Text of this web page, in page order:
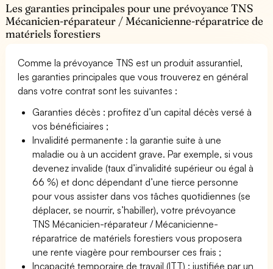
Les garanties principales pour une prévoyance TNS
Mécanicien-réparateur / Mécanicienne-réparatrice de
matériels forestiers
Comme la prévoyance TNS est un produit assurantiel,
les garanties principales que vous trouverez en général
dans votre contrat sont les suivantes :
Garanties décès : profitez d’un capital décès versé à
vos bénéficiaires ;
Invalidité permanente : la garantie suite à une
maladie ou à un accident grave. Par exemple, si vous
devenez invalide (taux d’invalidité supérieur ou égal à
66 %) et donc dépendant d’une tierce personne
pour vous assister dans vos tâches quotidiennes (se
déplacer, se nourrir, s’habiller), votre prévoyance
TNS Mécanicien-réparateur / Mécanicienne-
réparatrice de matériels forestiers vous proposera
une rente viagère pour rembourser ces frais ;
Incapacité temporaire de travail (ITT) : justifiée par un